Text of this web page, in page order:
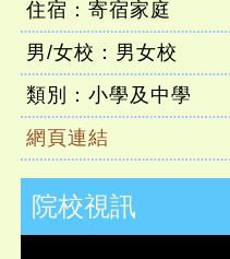
住宿：寄宿家庭
男/女校：男女校
類別：小學及中學
網頁連結
院校視訊